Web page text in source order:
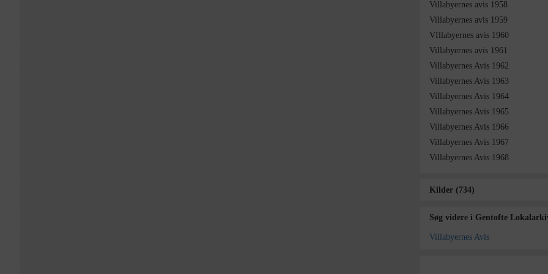
Villabyernes avis 1958
Villabyernes avis 1959
VIllabyernes avis 1960
Villabyernes avis 1961
Villabyernes Avis 1962
Villabyernes Avis 1963
Villabyernes Avis 1964
Villabyernes Avis 1965
Villabyernes Avis 1966
Villabyernes Avis 1967
Villabyernes Avis 1968
Kilder (734)
Søg videre i Gentofte
Villabyernes Avis